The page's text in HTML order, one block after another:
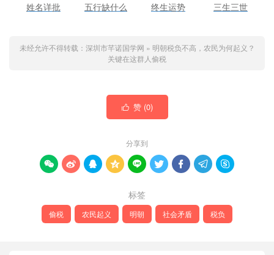
姓名详批 五行缺什么 终生运势 三生三世
未经允许不得转载： 深圳市芊诺国学网 » 明朝税负不高，农民为何起义？
关键在这群人偷税
 赞 (0)
分享到
        
标签
偷税 农民起义 明朝 社会矛盾 税负